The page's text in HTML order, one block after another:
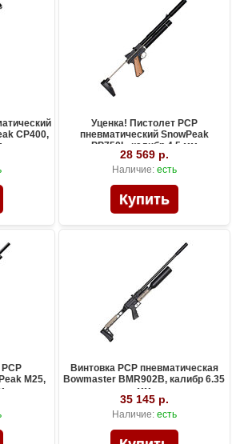
CP400,
Уценка! Пистолет PCP
пневматический SnowPeak
PP750L, калибр 4.5 мм
28 569 р.
Наличие: есть
M25,
Винтовка PCP пневматическая
Bowmaster BMR902B, калибр 6.35
мм
35 145 р.
Наличие: есть